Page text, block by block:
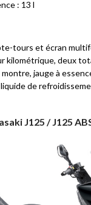
: 13 l
tours et écran
kilométrique, deux
jauge à
de
J125 / J125